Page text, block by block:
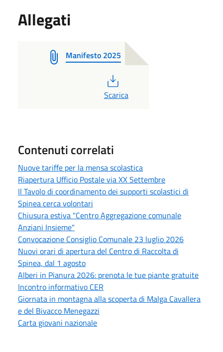
Allegati
Manifesto 2025
PDF
Scarica
Contenuti correlati
Nuove tariffe per la mensa scolastica
Riapertura Ufficio Postale via XX Settembre
Il Tavolo di coordinamento dei supporti scolastici di
Spinea cerca volontari
Chiusura estiva "Centro Aggregazione comunale
Anziani Insieme"
Convocazione Consiglio Comunale 23 luglio 2026
Nuovi orari di apertura del Centro di Raccolta di
Spinea, dal 1 agosto
Alberi in Pianura 2026: prenota le tue piante gratuite
Incontro informativo CER
Giornata in montagna alla scoperta di Malga Cavallera
e del Bivacco Menegazzi
Carta giovani nazionale